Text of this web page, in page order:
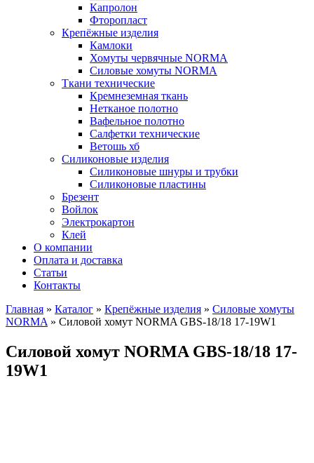
Капролон
Фторопласт
Крепёжные изделия
Камлоки
Хомуты червячные NORMA
Силовые хомуты NORMA
Ткани технические
Кремнеземная ткань
Нетканое полотно
Вафельное полотно
Салфетки технические
Ветошь хб
Силиконовые изделия
Силиконовые шнуры и трубки
Силиконовые пластины
Брезент
Войлок
Электрокартон
Клей
О компании
Оплата и доставка
Статьи
Контакты
Главная » Каталог » Крепёжные изделия » Силовые хомуты
NORMA » Силовой хомут NORMA GBS-18/18 17-19W1
Силовой хомут NORMA GBS-18/18 17-
19W1